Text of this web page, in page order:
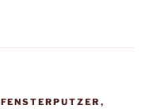
FENSTERPUTZER ,